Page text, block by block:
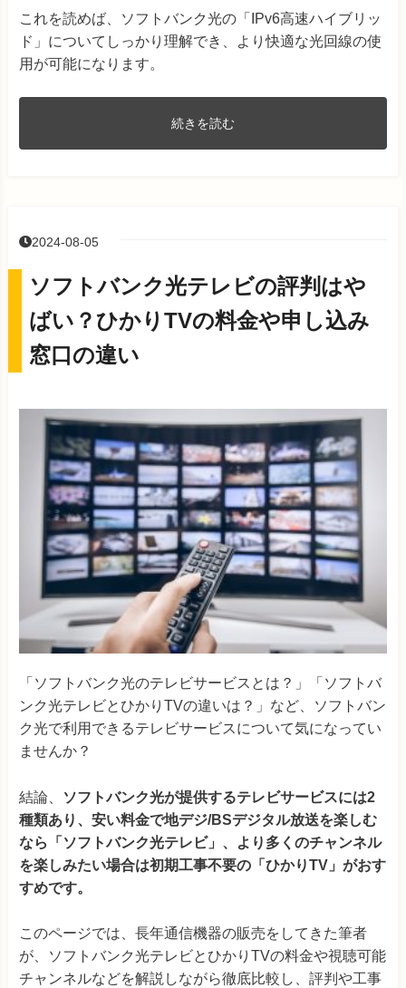
これを読めば、ソフトバンク光の「IPv6高速ハイブリッ
ド」についてしっかり理解でき、より快適な光回線の使
用が可能になります。
続きを読む
2024-08-05
ソフトバンク光テレビの評判はや
ばい？ひかりTVの料金や申し込み
窓口の違い
「ソフトバンク光のテレビサービスとは？」「ソフトバ
ンク光テレビとひかりTVの違いは？」など、ソフトバン
ク光で利用できるテレビサービスについて気になってい
ませんか？
結論、
ソフトバンク光が提供するテレビサービスには2
種類あり、安い料金で地デジ/BSデジタル放送を楽しむ
なら「ソフトバンク光テレビ」、より多くのチャンネル
を楽しみたい場合は初期工事不要の「ひかりTV」がおす
すめです。
このページでは、長年通信機器の販売をしてきた筆者
が、ソフトバンク光テレビとひかりTVの料金や視聴可能
チャンネルなどを解説しながら徹底比較し、評判や工事